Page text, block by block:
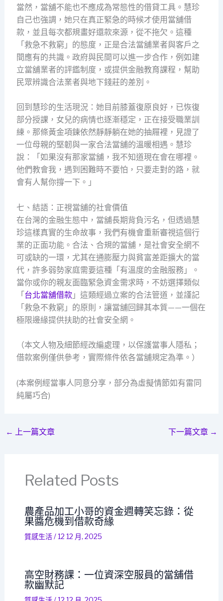
當然，當舖不能也不應成為常態性的借貸工具。慧珍
自己也強調，她只在真正緊急的時候才使用當舖借
款，並且每次都規畫好還款來源，從不拖欠。這種
「救急不救窮」的態度，正是合法當舖業者與客戶之
間應有的共識。政府與民間可以進一步合作，例如建
立當舖業者的評鑑制度，或提供金融教育課程，幫助
民眾辨識合法業者與地下錢莊的差別。
回到慧珍的生活現況：她目前膝蓋復原良好，已恢復
部分授課，女兒的病情也逐漸穩定，正在接受職業訓
練。那條黃金項鍊依然靜靜躺在她的抽屜裡，見證了
一位母親的堅韌與一家合法當舖的溫暖相遇。慧珍
說：「如果沒有那家當舖，我不知道現在會在哪裡。
他們教會我，遇到困難時不要怕，只要走對的路，就
會有人幫你撐一下。」
七、結語：正視當舖的社會價值
在台灣的金融生態中，當舖長期背負污名，但透過慧
珍這樣真實的生命故事，我們有機會重新審視這個行
業的正面功能。合法、合規的當舖，是社會安全網不
可或缺的一環，尤其在通膨壓力與貧富差距擴大的當
代，許多弱勢家庭需要這種「有溫度的金融服務」。
當你或你的親友面臨緊急資金需求時，不妨選擇類似
「 台北當舖借款」這類經過立案的合法管道，並謹記
「救急不救窮」的原則，讓當舖回歸其本質——一個在
極限邊緣提供扶助的社會安全網。
（本文人物及細節經改編處理，以保護當事人隱私；
借款案例僅供參考，實際條件依各當舖規定為準。）
(本案例經當事人同意分享，部分為虛擬情節如有雷同
純屬巧合)
← 上一篇文章 下一篇文章 →
Related Posts
農產品加工小哥的資金週轉笑忘錄：從
果醬危機到借款奇緣
質感生活/12 12 月, 2025
高空財務課：一位資深空服員的當舖借
款幽默記